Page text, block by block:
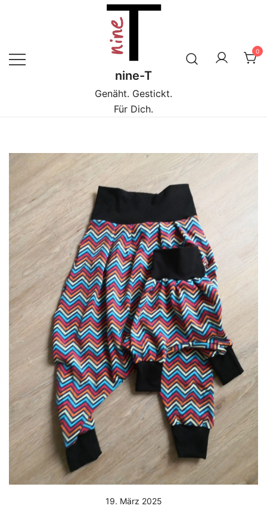
nine-T
Genäht. Gestickt.
Für Dich.
0
19. März 2025